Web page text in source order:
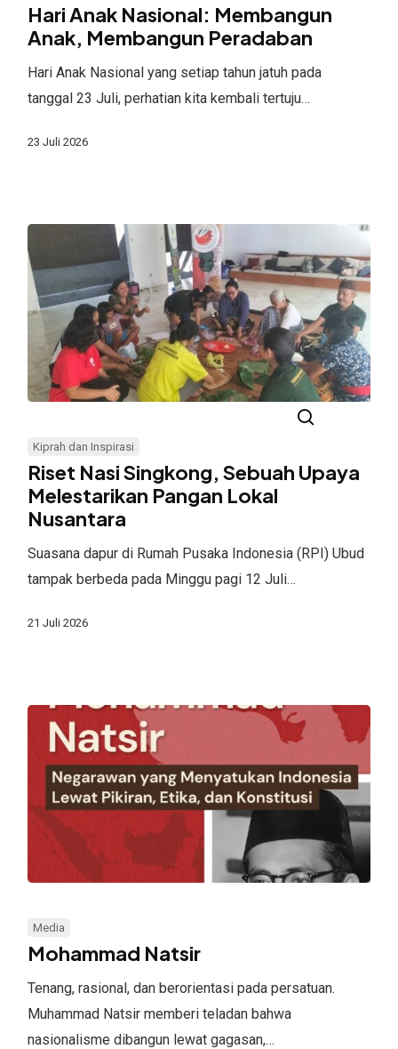
Nasional:
Membangun
Peradaban
Hari Anak Nasional: Membangun
Anak, Membangun Peradaban
Hari Anak Nasional yang setiap tahun jatuh pada
tanggal 23 Juli, perhatian kita kembali tertuju…
23 Juli 2026
Nasi
Singkong,
Sebuah
Upaya
Nusantara
Kiprah dan Inspirasi
Riset Nasi Singkong, Sebuah Upaya
Melestarikan Pangan Lokal
Nusantara
Suasana dapur di Rumah Pusaka Indonesia (RPI) Ubud
tampak berbeda pada Minggu pagi 12 Juli…
21 Juli 2026
Natsir
Media
Mohammad Natsir
Tenang, rasional, dan berorientasi pada persatuan.
Muhammad Natsir memberi teladan bahwa
nasionalisme dibangun lewat gagasan,…